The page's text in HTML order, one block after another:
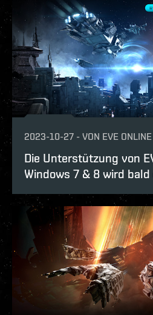
2023-10-27 - VON EVE
Die Unterstützung von
Windows 7 & 8 wird bald